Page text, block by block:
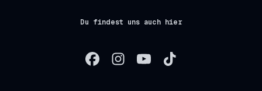
Du findest uns auch hier